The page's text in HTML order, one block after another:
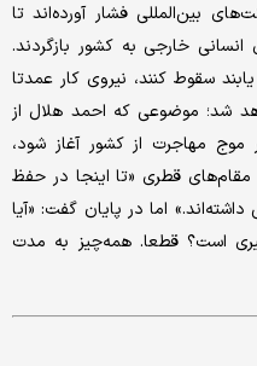
بین‌المللی فشار آورده‌اند تا
خارجی به کشور بازگردند.
سقوط کنند، نیروی کار عمدتا
شد؛ موضوعی که احمد هلال از
مهاجرت از کشور آغاز شود،
مقام‌های قطری «تا اینجا در حفظ
اما در پایان گفت: «آیا
است؟ قطعا. همه‌چیز به مدت